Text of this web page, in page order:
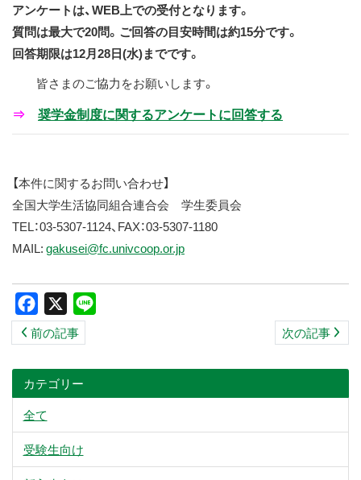
アンケートは、WEB上での受付となります。
質問は最大で20問。ご回答の目安時間は約15分です。
回答期限は12月28日(水)までです。
皆さまのご協力をお願いします。
⇒ 奨学金制度に関するアンケートに回答する
【本件に関するお問い合わせ】
全国大学生活協同組合連合会 学生委員会
TEL：03-5307-1124、FAX：03-5307-1180
MAIL:gakusei@fc.univcoop.or.jp
Facebook
前の記事 次の記事
カテゴリー
全て
受験生向け